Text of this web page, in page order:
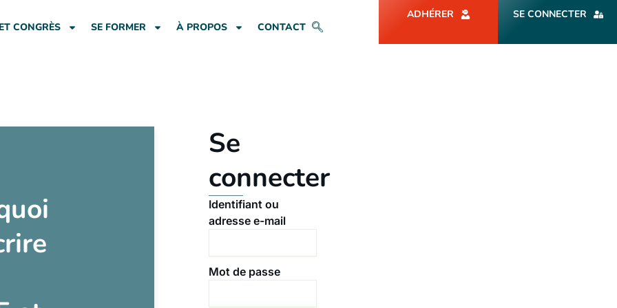
CONGRÈS SE FORMER À PROPOS CONTACT
ADHÉRER SE CONNECTER
Se
connecter
Identifiant ou
adresse e-mail
Mot de passe